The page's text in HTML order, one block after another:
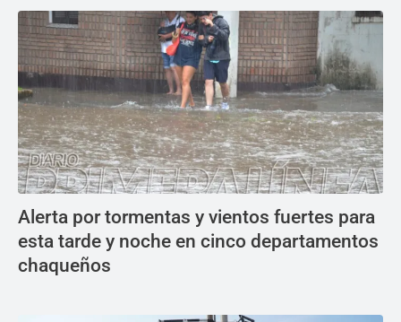
Alerta por tormentas y vientos fuertes para
esta tarde y noche en cinco departamentos
chaqueños